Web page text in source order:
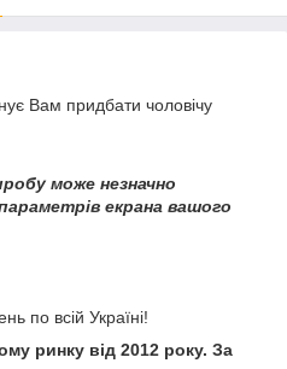
Вам придбати чоловічу
може незначно
екрана вашого
по всій Україні!
ринку від 2012 року. За